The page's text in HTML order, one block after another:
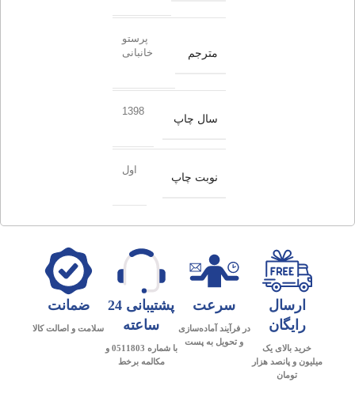
مترجم
پرستو
خانبانی
سال چاپ
1398
نوبت چاپ
اول
ارسال
رایگان
خرید بالای یک
میلیون و پانصد هزار
تومان
سرعت
در فرآیند آماده‌سازی
و تحویل به پست
پشتیبانی 24
ساعته
با شماره 0511803 و
مکالمه برخط
ضمانت
سلامت و اصالت کالا